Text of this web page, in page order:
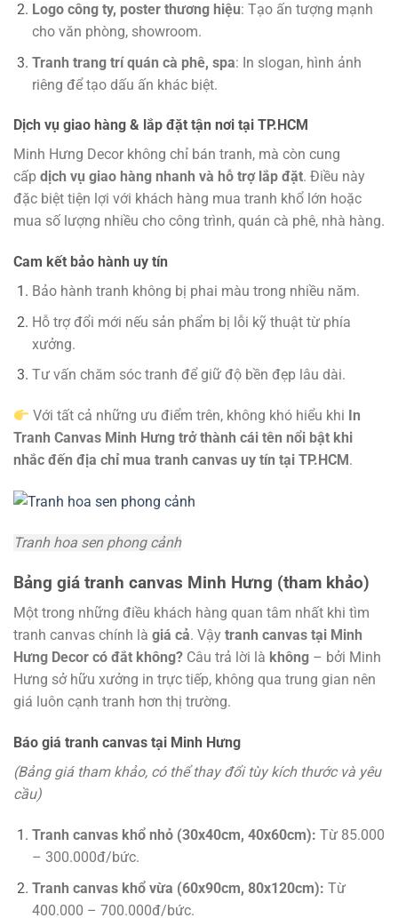
Logo công ty, poster thương hiệu: Tạo ấn tượng mạnh
cho văn phòng, showroom.
Tranh trang trí quán cà phê, spa: In slogan, hình ảnh
riêng để tạo dấu ấn khác biệt.
Dịch vụ giao hàng & lắp đặt tận nơi tại TP.HCM
Minh Hưng Decor không chỉ bán tranh, mà còn cung
cấp dịch vụ giao hàng nhanh và hỗ trợ lắp đặt. Điều này
đặc biệt tiện lợi với khách hàng mua tranh khổ lớn hoặc
mua số lượng nhiều cho công trình, quán cà phê, nhà hàng.
Cam kết bảo hành uy tín
Bảo hành tranh không bị phai màu trong nhiều năm.
Hỗ trợ đổi mới nếu sản phẩm bị lỗi kỹ thuật từ phía
xưởng.
Tư vấn chăm sóc tranh để giữ độ bền đẹp lâu dài.
Với tất cả những ưu điểm trên, không khó hiểu khi In
Tranh Canvas Minh Hưng trở thành cái tên nổi bật khi
nhắc đến địa chỉ mua tranh canvas uy tín tại TP.HCM .
Tranh hoa sen phong cảnh
Bảng giá tranh canvas Minh Hưng (tham khảo)
Một trong những điều khách hàng quan tâm nhất khi tìm
tranh canvas chính là giá cả. Vậy tranh canvas tại Minh
Hưng Decor có đắt không? Câu trả lời là không – bởi Minh
Hưng sở hữu xưởng in trực tiếp, không qua trung gian nên
giá luôn cạnh tranh hơn thị trường.
Báo giá tranh canvas tại Minh Hưng
(Bảng giá tham khảo, có thể thay đổi tùy kích thước và yêu
cầu)
Tranh canvas khổ nhỏ (30x40cm, 40x60cm): Từ 85.000
– 300.000đ/bức.
Tranh canvas khổ vừa (60x90cm, 80x120cm): Từ
400.000 – 700.000đ/bức.